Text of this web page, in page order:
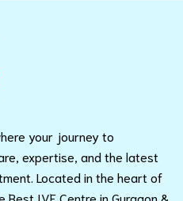
your journey to
expertise, and the latest
Located in the heart of